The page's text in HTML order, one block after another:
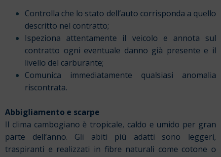
Controlla che lo stato dell’auto corrisponda a quello
descritto nel contratto;
Ispeziona attentamente il veicolo e annota sul
contratto ogni eventuale danno già presente e il
livello del carburante;
Comunica immediatamente qualsiasi anomalia
riscontrata.
Abbigliamento e scarpe
Il clima cambogiano è tropicale, caldo e umido per gran
parte dell’anno. Gli abiti più adatti sono leggeri,
traspiranti e realizzati in fibre naturali come cotone o